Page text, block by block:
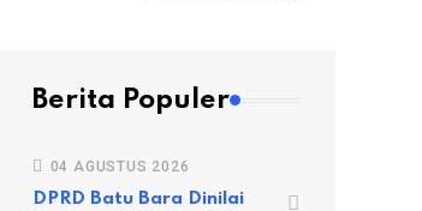
Berita Populer
04 AGUSTUS 2026
DPRD Batu Bara Dinilai